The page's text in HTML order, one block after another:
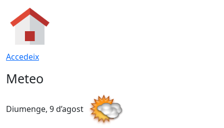
Accedeix
Meteo
Diumenge, 9 d’agost